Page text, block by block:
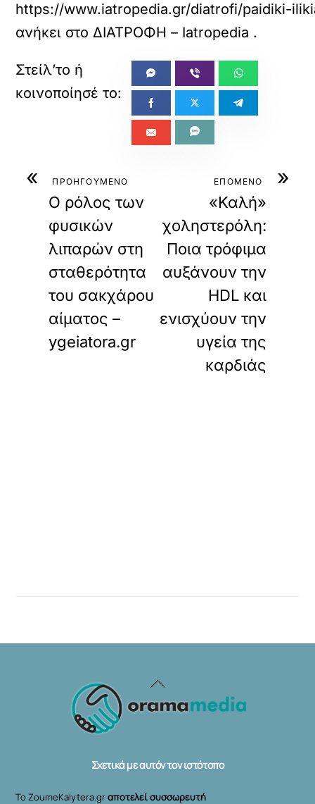
https://www.iatropedia.gr/diatrofi/paidiki-
ανήκει στοΔΙΑΤΡΟΦΗ – Iatropedia .
« ΠΡΟΗΓΟΥΜΕΝΟ
Ο ρόλος των
φυσικών
λιπαρών στη
σταθερότητα
του σακχάρου
αίματος –
ygeiatora.gr
»
ΕΠΟΜΕΝΟ
«Καλή»
χοληστερόλη:
Ποια τρόφιμα
αυξάνουν την
HDL και
ενισχύουν την
υγεία της
καρδιάς
Back
To
Σχετικά με αυτόν τον ιστότοπο
Το ZoumeKalytera.grαποτελεί συσσωρευτή